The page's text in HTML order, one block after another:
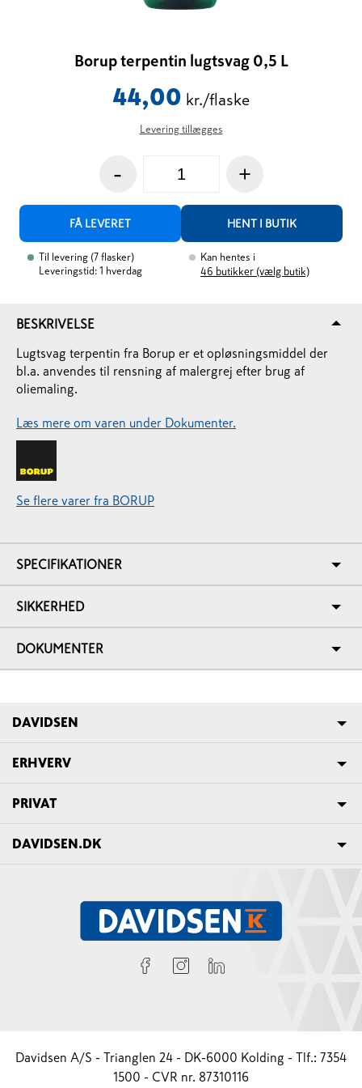
Borup terpentin lugtsvag 0,5 L
44,00 kr./flaske
Levering tillægges
- +
FÅ LEVERET HENT I BUTIK
Til levering (7 flasker)
Leveringstid: 1 hverdag
Kan hentes i
46 butikker (vælg butik)
BESKRIVELSE
Lugtsvag terpentin fra Borup er et opløsningsmiddel der
bl.a. anvendes til rensning af malergrej efter brug af
oliemaling.
Læs mere om varen under Dokumenter.
Se flere varer fra BORUP
SPECIFIKATIONER
SIKKERHED
DOKUMENTER
DAVIDSEN
ERHVERV
PRIVAT
DAVIDSEN.DK
Davidsen A/S - Trianglen 24 - DK-6000 Kolding - Tlf.: 7354
1500 - CVR nr. 87310116